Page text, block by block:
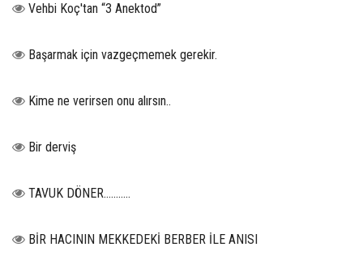
Vehbi Koç'tan “3 Anektod”
Başarmak için vazgeçmemek gerekir.
Kime ne verirsen onu alırsın..
Bir derviş
TAVUK DÖNER...........
BİR HACININ MEKKEDEKİ BERBER İLE ANISI